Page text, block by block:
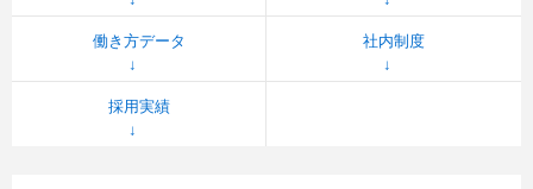
働き方データ 社内制度
採用実績